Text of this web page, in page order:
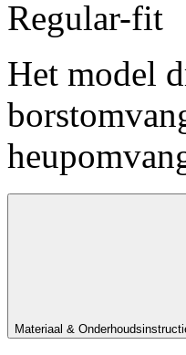
Regular-fit
Het model
Materiaal &